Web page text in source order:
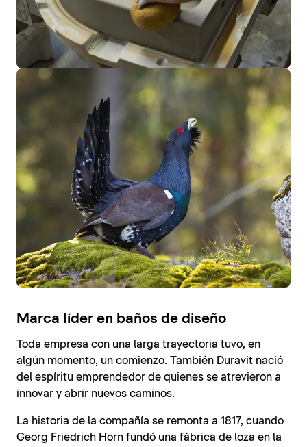
Marca líder en baños de diseño
Toda empresa con una larga trayectoria tuvo, en
algún momento, un comienzo. También Duravit nació
del espíritu emprendedor de quienes se atrevieron a
innovar y abrir nuevos caminos.
La historia de la compañía se remonta a 1817, cuando
Georg Friedrich Horn fundó una fábrica de loza en la